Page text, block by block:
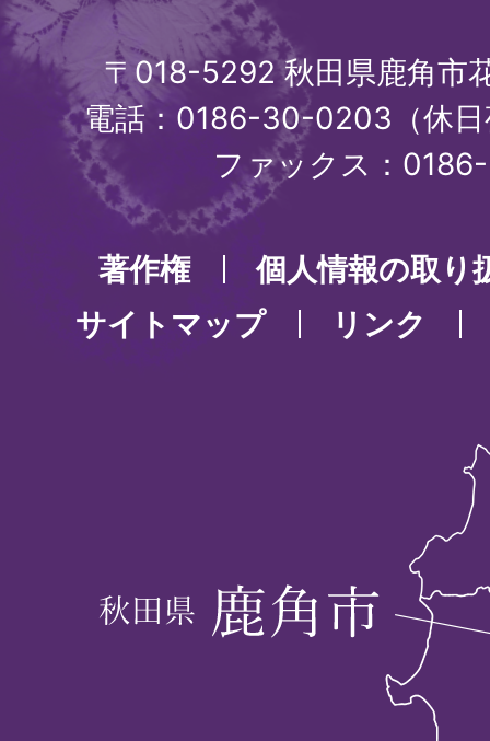
〒018-5292 秋田県鹿角市
電話：0186-30-0203（休
ファックス：
著作権
個人情報の取り
サイトマップ
リンク